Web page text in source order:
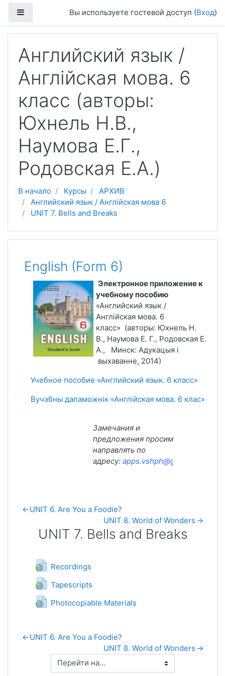
Боковая панельВы используете гостевой доступ (Вход)
Английский язык /
Англійская мова. 6
класc (авторы:
Юхнель Н.В.,
Наумова Е.Г.,
Родовская Е.А.)
В начало Курсы
АРХИВ
Английский язык / Англійская мова 6
UNIT 7. Bells and Breaks
English (Form 6)
Электронное приложение к
учебному пособию
«Английский язык /
Англійская мова. 6
класс» (авторы: Юхнель Н.
В., Наумова Е. Г., Родовская Е.
А., Минск: Адукацыя і
выхаванне, 2014)
Учебное пособие «Английский язык. 6 класс»
Вучэбны дапаможнік «Англійская мова. 6 клас»
Замечания и
предложения просим
направлять по
адресу: apps.vshph@gmail.com
←UNIT 6. Are You a Foodie?
UNIT 8. World of Wonders →
UNIT 7. Bells and Breaks
UNIT 7. Bells and Breaks
RecordingsГиперссылка
TapescriptsГиперссылка
Photocopiable MaterialsГиперссылка
←UNIT 6. Are You a Foodie?
UNIT 8. World of Wonders →